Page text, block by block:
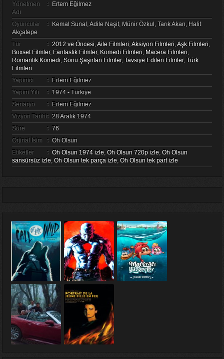
Yönetmen
Adı
: Ertem Eğilmez
Oyuncular : Kemal Sunal, Adile Naşit, Münir Özkul, Tarık Akan, Halit
Akçatepe
Tür
: 2012 ve Öncesi,Aile Filmleri,Aksiyon Filmleri,Aşk Filmleri,
Boxset Filmler, Fantastik Filmler, Komedi Filmleri, Macera Filmleri,
Romantik Komedi, Sonu Şaşırtan Filmler, Tavsiye Edilen Filmler, Türk
Filmleri
Yapımcı
: Ertem Eğilmez
Yapım Yılı
: 1974 - Türkiye
Senaryo
: Ertem Eğilmez
Vizyon Tarihi: 28 Aralık 1974
Süre
: 76
Orjinal İsim
: Oh Olsun
Etiketler
: Oh Olsun 1974 izle, Oh Olsun 720p izle, Oh Olsun
sansürsüz izle, Oh Olsun tek parça izle, Oh Olsun tek part izle